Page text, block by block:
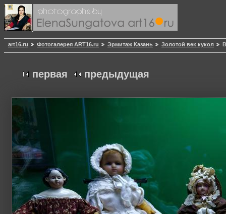
art16.ru Фотогалерея ART16.ru Эрмитаж Казань Золотой век кукол
первая предыдущая